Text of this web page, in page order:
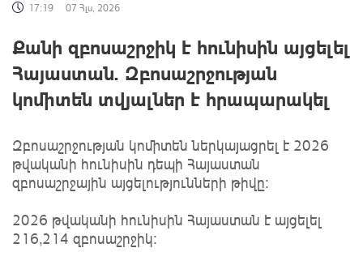
17:19 07 Հլս, 2026
Քանի զբոսաշրջիկ է հունիսին այցելել
Հայաստան. Զբոսաշրջության
կոմիտեն տվյալներ է հրապարակել
Զբոսաշրջության կոմիտեն ներկայացրել է 2026
թվականի հունիսին դեպի Հայաստան
զբոսաշրջային այցելությունների թիվը։
2026 թվականի հունիսին Հայաստան է այցելել
216,214 զբոսաշրջիկ։